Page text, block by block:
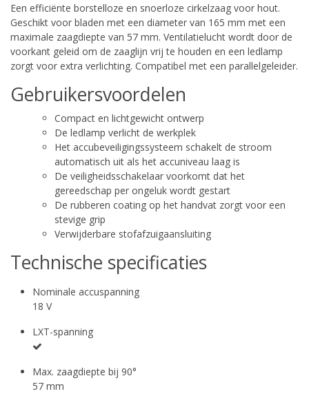
Een efficiënte borstelloze en snoerloze cirkelzaag voor hout.
Geschikt voor bladen met een diameter van 165 mm met een
maximale zaagdiepte van 57 mm. Ventilatielucht wordt door de
voorkant geleid om de zaaglijn vrij te houden en een ledlamp
zorgt voor extra verlichting. Compatibel met een parallelgeleider.
Gebruikersvoordelen
Compact en lichtgewicht ontwerp
De ledlamp verlicht de werkplek
Het accubeveiligingssysteem schakelt de stroom
automatisch uit als het accuniveau laag is
De veiligheidsschakelaar voorkomt dat het
gereedschap per ongeluk wordt gestart
De rubberen coating op het handvat zorgt voor een
stevige grip
Verwijderbare stofafzuigaansluiting
Technische specificaties
Nominale accuspanning
18 V
LXT-spanning
Max. zaagdiepte bij 90°
57 mm